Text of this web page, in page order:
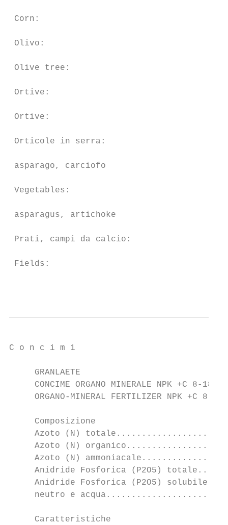
Corn:
Olivo:
Olive tree:
Ortive:
Ortive:
Orticole in serra:
asparago, carciofo
Vegetables:
asparagus, artichoke
Prati, campi da calcio:
Fields:
C o n c i m i
     GRANLAETE
CONCIME ORGANO MINERALE NPK +C 8-18-
ORGANO-MINERAL FERTILIZER NPK +C 8-
Composizione
Azoto (N)
Azoto (N)
Azoto (N)
Anidride Fosforica (P2O5)
Anidride Fosforica (P2O5) solubile in
neutro e
     Caratteristiche